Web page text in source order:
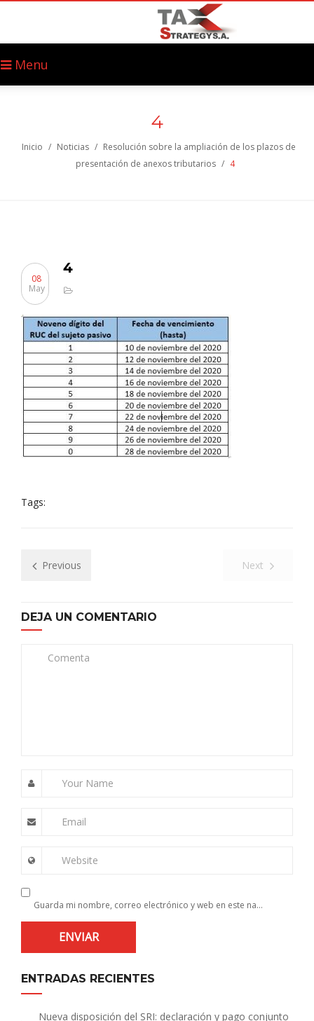
Menu
4
Inicio / Noticias / Resolución sobre la ampliación de los plazos de
presentación de anexos tributarios / 4
4
08
May
Tags:
Previous Next
DEJA UN COMENTARIO
Comenta
Your Name
Email
Website
Guarda mi nombre, correo electrónico y web en este navegador para la próxima vez que comente.
ENTRADAS RECIENTES
Nueva disposición del SRI: declaración y pago conjunto